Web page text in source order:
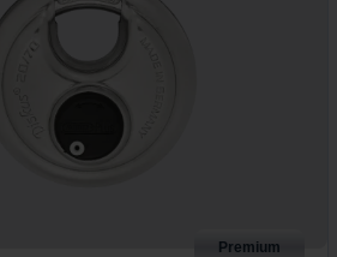
Premium